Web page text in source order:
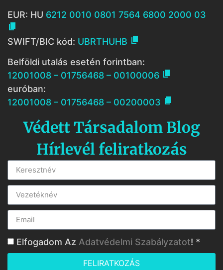
EUR: HU 6212 0010 0801 7564 6800 2000 03

SWIFT/BIC kód: UBRTHUHB 
Belföldi utalás esetén forintban:
12001008 – 01756468 – 00100006 
euróban:
12001008 – 01756468 – 00200003 
Védett Társadalom Blog
Hírlevél feliratkozás
Elfogadom Az Adatvédelmi Szabályzatot! *
FELIRATKOZÁS